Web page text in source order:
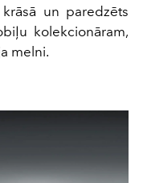
krāsā un paredzēts
kolekcionāram,
melni.